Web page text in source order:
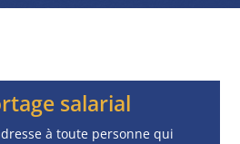
salarial
à toute personne qui